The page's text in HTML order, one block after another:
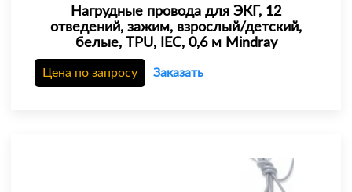
Нагрудные провода для ЭКГ, 12
отведений, зажим, взрослый/детский,
белые, TPU, IEC, 0,6 м Mindray
Цена по запросу Заказать